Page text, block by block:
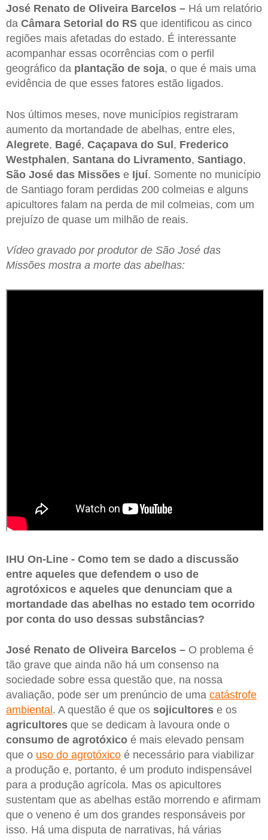
José Renato de Oliveira Barcelos – Há um relatório
da Câmara Setorial do RS que identificou as cinco
regiões mais afetadas do estado. É interessante
acompanhar essas ocorrências com o perfil
geográfico da plantação de soja, o que é mais uma
evidência de que esses fatores estão ligados.
Nos últimos meses, nove municípios registraram
aumento da mortandade de abelhas, entre eles,
Alegrete, Bagé, Caçapava do Sul, Frederico
Westphalen, Santana do Livramento, Santiago,
São José das Missões e Ijuí. Somente no município
de Santiago foram perdidas 200 colmeias e alguns
apicultores falam na perda de mil colmeias, com um
prejuízo de quase um milhão de reais.
Vídeo gravado por produtor de São José das
Missões mostra a morte das abelhas:
IHU On-Line - Como tem se dado a discussão
entre aqueles que defendem o uso de
agrotóxicos e aqueles que denunciam que a
mortandade das abelhas no estado tem ocorrido
por conta do uso dessas substâncias?
José Renato de Oliveira Barcelos – O problema é
tão grave que ainda não há um consenso na
sociedade sobre essa questão que, na nossa
avaliação, pode ser um prenúncio de uma catástrofe
ambiental . A questão é que os sojicultores e os
agricultores que se dedicam à lavoura onde o
consumo de agrotóxico é mais elevado pensam
que o uso do agrotóxico é necessário para viabilizar
a produção e, portanto, é um produto indispensável
para a produção agrícola. Mas os apicultores
sustentam que as abelhas estão morrendo e afirmam
que o veneno é um dos grandes responsáveis por
isso. Há uma disputa de narrativas, há várias